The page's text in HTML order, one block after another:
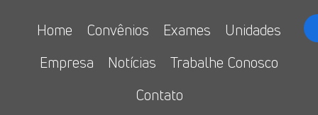
Home Convênios Exames
Unidades
Empresa
Notícias
Trabalhe Conosco
Contato